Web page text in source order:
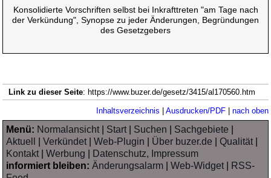
Konsolidierte Vorschriften selbst bei Inkrafttreten "am Tage nach
der Verkündung", Synopse zu jeder Änderungen, Begründungen
des Gesetzgebers
Link zu dieser Seite: https://www.buzer.de/gesetz/3415/al170560.htm
Inhaltsverzeichnis Ausdrucken/PDF| nach oben
Menü: Normalansicht| Start| Suchen Sachgebiete
Aktuell
|Verkündet|Web-Plugin Über buzer.de |Qualität|
Kontakt|Werbung
Datenschutz, Impressum
informiert bleiben: Änderungsalarm |Web-Widget|
RSS-